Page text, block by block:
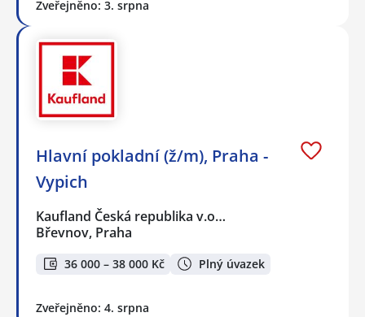
Zveřejněno: 3. srpna
Hlavní pokladní (ž/m), Praha -
Vypich
Kaufland Česká republika v.o…
Břevnov, Praha
36 000 – 38 000 Kč Plný úvazek
Zveřejněno: 4. srpna